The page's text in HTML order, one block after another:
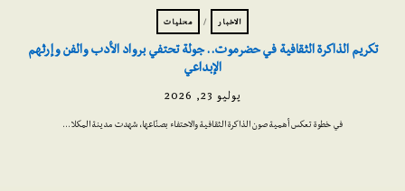
الاخبار / محليات
تكريم الذاكرة الثقافية في حضرموت.. جولة تحتفي برواد الأدب والفن وإرثهم
الإبداعي
يوليو 23, 2026
في خطوة تعكس أهمية صون الذاكرة الثقافية والاحتفاء بصنّاعها، شهدت مدينة المكلا…